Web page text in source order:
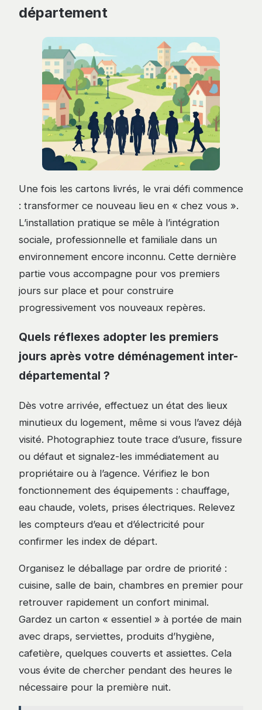
département
Une fois les cartons livrés, le vrai défi commence
: transformer ce nouveau lieu en « chez vous ».
L’installation pratique se mêle à l’intégration
sociale, professionnelle et familiale dans un
environnement encore inconnu. Cette dernière
partie vous accompagne pour vos premiers
jours sur place et pour construire
progressivement vos nouveaux repères.
Quels réflexes adopter les premiers
jours après votre déménagement inter-
départemental ?
Dès votre arrivée, effectuez un état des lieux
minutieux du logement, même si vous l’avez déjà
visité. Photographiez toute trace d’usure, fissure
ou défaut et signalez-les immédiatement au
propriétaire ou à l’agence. Vérifiez le bon
fonctionnement des équipements : chauffage,
eau chaude, volets, prises électriques. Relevez
les compteurs d’eau et d’électricité pour
confirmer les index de départ.
Organisez le déballage par ordre de priorité :
cuisine, salle de bain, chambres en premier pour
retrouver rapidement un confort minimal.
Gardez un carton « essentiel » à portée de main
avec draps, serviettes, produits d’hygiène,
cafetière, quelques couverts et assiettes. Cela
vous évite de chercher pendant des heures le
nécessaire pour la première nuit.